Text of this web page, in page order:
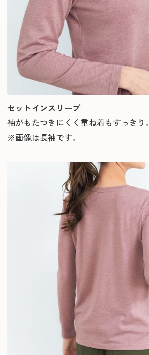
セットインスリーブ
袖がもたつきにくく重ね着もすっきり。
※画像は長袖です。